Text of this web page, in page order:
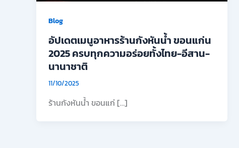
Blog
อัปเดตเมนูอาหารร้านกังหันน้ำ ขอนแก่น
2025 ครบทุกความอร่อยทั้งไทย-อีสาน-
นานาชาติ
11/10/2025
ร้านกังหันน้ำ ขอนแก่ […]